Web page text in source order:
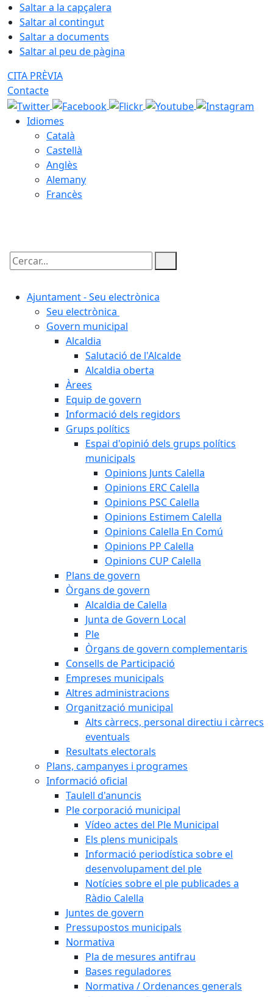
Saltar a la capçalera
Saltar al contingut
Saltar a documents
Saltar al peu de pàgina
CITA PRÈVIA
Contacte
Idiomes
Català
Castellà
Anglès
Alemany
Francès
Cercar:
Ajuntament - Seu electrònica
Seu electrònica
Govern municipal
Alcaldia
Salutació de l'Alcalde
Alcaldia oberta
Àrees
Equip de govern
Informació dels regidors
Grups polítics
Espai d'opinió dels grups polítics
municipals
Opinions Junts Calella
Opinions ERC Calella
Opinions PSC Calella
Opinions Estimem Calella
Opinions Calella En Comú
Opinions PP Calella
Opinions CUP Calella
Plans de govern
Òrgans de govern
Alcaldia de Calella
Junta de Govern Local
Ple
Òrgans de govern complementaris
Consells de Participació
Empreses municipals
Altres administracions
Organització municipal
Alts càrrecs, personal directiu i càrrecs
eventuals
Resultats electorals
Plans, campanyes i programes
Informació oficial
Taulell d'anuncis
Ple corporació municipal
Vídeo actes del Ple Municipal
Els plens municipals
Informació periodística sobre el
desenvolupament del ple
Notícies sobre el ple publicades a
Ràdio Calella
Juntes de govern
Pressupostos municipals
Normativa
Pla de mesures antifrau
Bases reguladores
Normativa / Ordenances generals